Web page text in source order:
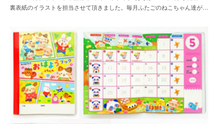
裏表紙のイラストを担当させて頂きました。毎月ふたごのねこちゃん達が…